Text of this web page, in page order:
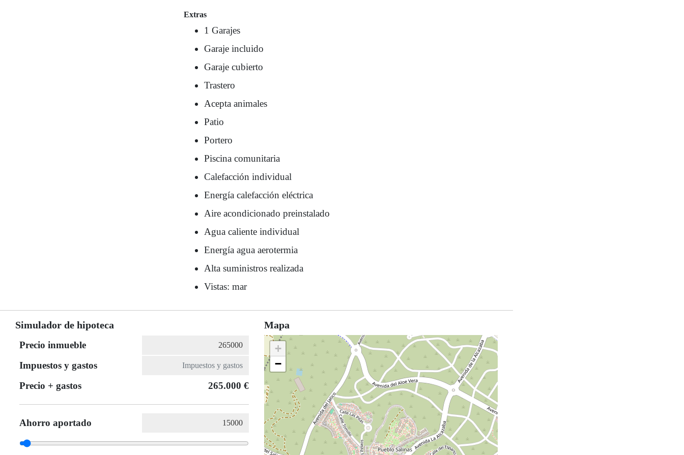
Extras
1 Garajes
Garaje incluido
Garaje cubierto
Trastero
Acepta animales
Patio
Portero
Piscina comunitaria
Calefacción individual
Energía calefacción eléctrica
Aire acondicionado preinstalado
Agua caliente individual
Energía agua aerotermia
Alta suministros realizada
Vistas: mar
Simulador de hipoteca
Precio inmueble
Impuestos y gastos
Precio + gastos
265.000 €
Ahorro aportado
Mapa
+
−